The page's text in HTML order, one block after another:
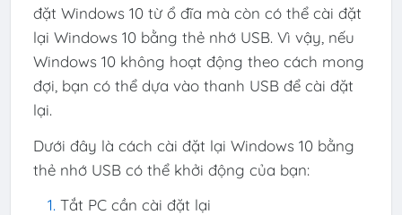
đặt Windows 10 từ ổ đĩa mà còn có thể cài đặt
lại Windows 10 bằng thẻ nhớ USB. Vì vậy, nếu
Windows 10 không hoạt động theo cách mong
đợi, bạn có thể dựa vào thanh USB để cài đặt
lại.
Dưới đây là cách cài đặt lại Windows 10 bằng
thẻ nhớ USB có thể khởi động của bạn:
Tắt PC cần cài đặt lại